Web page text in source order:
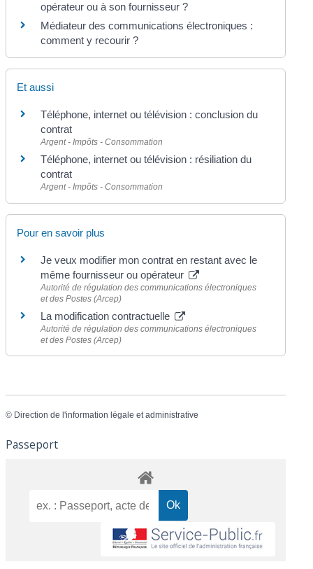
opérateur ou à son fournisseur ?
Médiateur des communications électroniques :
comment y recourir ?
Et aussi
Téléphone, internet ou télévision : conclusion du
contrat
Argent - Impôts - Consommation
Téléphone, internet ou télévision : résiliation du
contrat
Argent - Impôts - Consommation
Pour en savoir plus
Je veux modifier mon contrat en restant avec le
même fournisseur ou opérateur
Autorité de régulation des communications électroniques
et des Postes (Arcep)
La modification contractuelle
Autorité de régulation des communications électroniques
et des Postes (Arcep)
© Direction de l'information légale et administrative
Passeport